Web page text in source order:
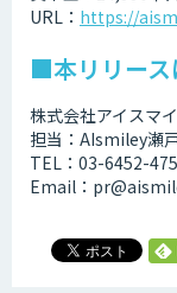
URL： https://
■本リリース
株式会社アイスマ
担当：AIsmiley瀬
TEL：03-6452-
Email：